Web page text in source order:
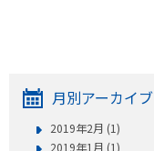
月別アーカイブ
2019年2月 (1)
2019年1月 (1)